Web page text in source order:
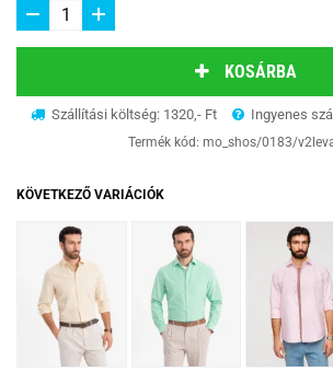
KOSÁRBA
Szállítási költség: 1320,- Ft Ingyenes
Termék kód: mo_shos/0183/
KÖVETKEZŐ VARIÁCIÓK